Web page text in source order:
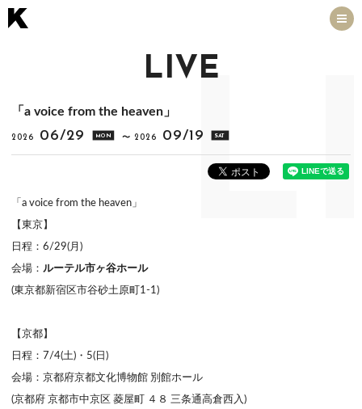
LIVE
「a voice from the heaven」
2026 06/29 MON 〜 2026 09/19 SAT
「a voice from the heaven」
【東京】
日程：6/29(月)
会場： ルーテル市ヶ谷ホール
(東京都新宿区市谷砂土原町1-1)
【京都】
日程：7/4(土)・5(日)
会場：京都府京都文化博物館 別館ホール
(京都府 京都市中京区 菱屋町 ４８ 三条通高倉西入)